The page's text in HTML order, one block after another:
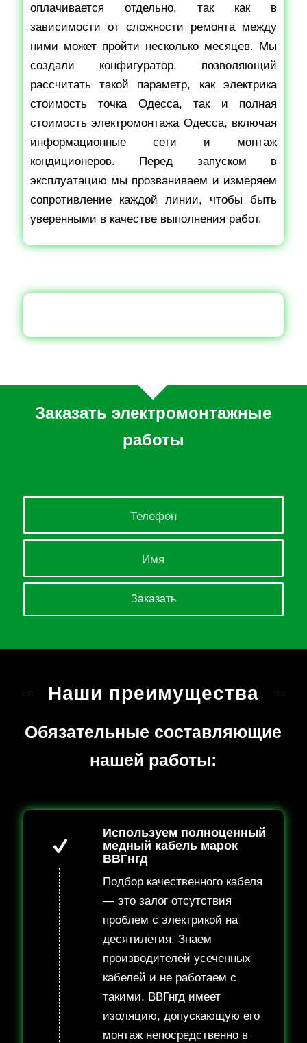
оплачивается отдельно, так как в
зависимости от сложности ремонта между
ними может пройти несколько месяцев. Мы
создали конфигуратор, позволяющий
рассчитать такой параметр, как электрика
стоимость точка Одесса, так и полная
стоимость электромонтажа Одесса, включая
информационные сети и монтаж
кондиционеров. Перед запуском в
эксплуатацию мы прозваниваем и измеряем
сопротивление каждой линии, чтобы быть
уверенными в качестве выполнения работ.
Заказать электромонтажные
работы
Наши преимущества
Обязательные составляющие
нашей работы:
Используем полноценный
медный кабель марок
ВВГнгд
Подбор качественного кабеля
— это залог отсутствия
проблем с электрикой на
десятилетия. Знаем
производителей усеченных
кабелей и не работаем с
такими. ВВГнгд имеет
изоляцию, допускающую его
монтаж непосредственно в